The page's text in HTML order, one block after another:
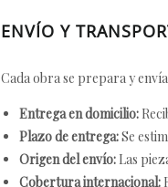
ENVÍO Y
Cada obra se prepara y
Entrega en domicilio:
Plazo de entrega:Se
Origen del envío: Las
Cobertura internacional: